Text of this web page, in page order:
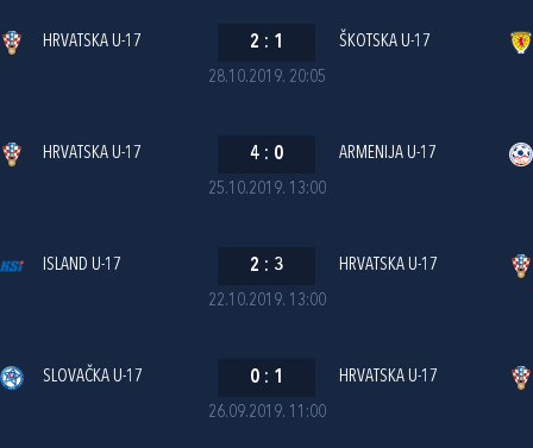
28.10.2019. 20:05
HRVATSKA U-17 2 : 1 ŠKOTSKA U-17
25.10.2019. 13:00
HRVATSKA U-17 4 : 0 ARMENIJA U-17
22.10.2019. 13:00
ISLAND U-17 2 : 3 HRVATSKA U-17
26.09.2019. 11:00
SLOVAČKA U-17 0 : 1 HRVATSKA U-17